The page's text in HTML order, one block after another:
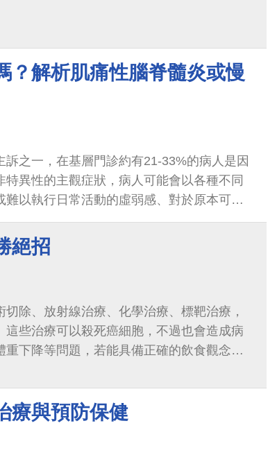
？解析肌痛性腦脊髓炎或慢
之一，在基層門診約有21-33%的病人是因
異性的主觀症狀，病人可能會以各種不同
難以執行日常活動的虛弱感、對於原本可執
、無法專注、記憶力變差、情緒不...
絕招
除、放射線治療、化學治療、標靶治療，
這些治療可以殺死癌細胞，不過也會造成病
重下降等問題，若能具備正確的飲食觀念及
療與預防保健